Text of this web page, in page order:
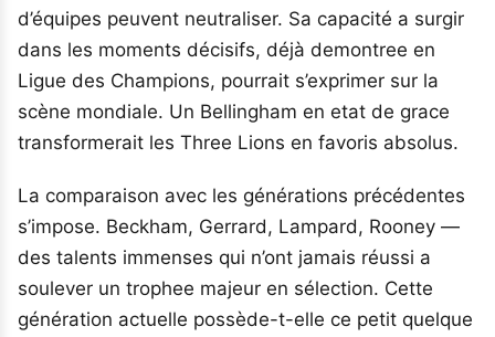
d’équipes peuvent neutraliser. Sa capacité a surgir
dans les moments décisifs, déjà demontree en
Ligue des Champions, pourrait s’exprimer sur la
scène mondiale. Un Bellingham en etat de grace
transformerait les Three Lions en favoris absolus.
La comparaison avec les générations précédentes
s’impose. Beckham, Gerrard, Lampard, Rooney —
des talents immenses qui n’ont jamais réussi a
soulever un trophee majeur en sélection. Cette
génération actuelle possède-t-elle ce petit quelque